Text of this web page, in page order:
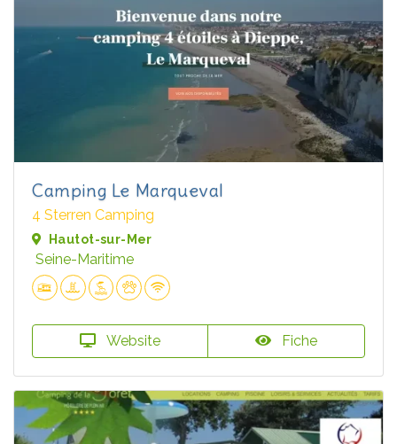
Camping Le Marqueval
4 Sterren Camping
Hautot-sur-Mer
Seine-Maritime
Website Fiche